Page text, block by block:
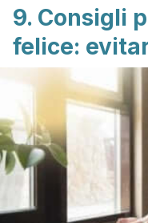
9. Consigli
felice: